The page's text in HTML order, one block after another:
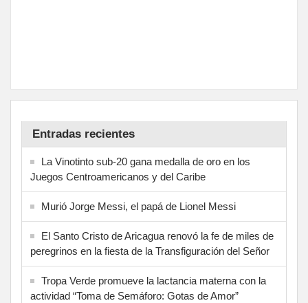
Entradas recientes
La Vinotinto sub-20 gana medalla de oro en los
Juegos Centroamericanos y del Caribe
Murió Jorge Messi, el papá de Lionel Messi
El Santo Cristo de Aricagua renovó la fe de miles de
peregrinos en la fiesta de la Transfiguración del Señor
Tropa Verde promueve la lactancia materna con la
actividad “Toma de Semáforo: Gotas de Amor”